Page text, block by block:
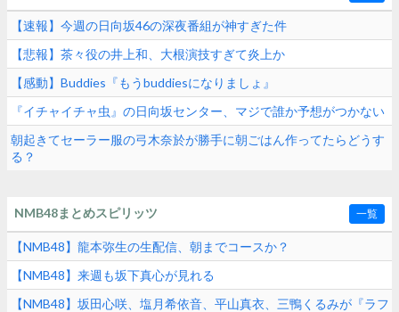
【速報】今週の日向坂46の深夜番組が神すぎた件
【悲報】茶々役の井上和、大根演技すぎて炎上か
【感動】Buddies『もうbuddiesになりましょ』
『イチャイチャ虫』の日向坂センター、マジで誰か予想がつかない
朝起きてセーラー服の弓木奈於が勝手に朝ごはん作ってたらどうす
る？
NMB48まとめスピリッツ 一覧
【NMB48】龍本弥生の生配信、朝までコースか？
【NMB48】来週も坂下真心が見れる
【NMB48】坂田心咲、塩月希依音、平山真衣、三鴨くるみが『ラフ